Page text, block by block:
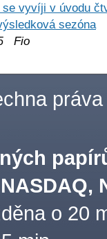
se vyvíji v úvodu
sezóna
Fio
práva
NASDAQ,
o 20